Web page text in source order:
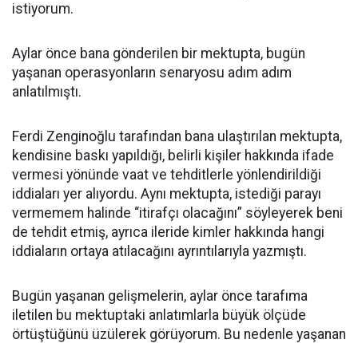
istiyorum.
Aylar önce bana gönderilen bir mektupta, bugün
yaşanan operasyonların senaryosu adım adım
anlatılmıştı.
Ferdi Zenginoğlu tarafından bana ulaştırılan mektupta,
kendisine baskı yapıldığı, belirli kişiler hakkında ifade
vermesi yönünde vaat ve tehditlerle yönlendirildiği
iddiaları yer alıyordu. Aynı mektupta, istediği parayı
vermemem halinde “itirafçı olacağını” söyleyerek beni
de tehdit etmiş, ayrıca ileride kimler hakkında hangi
iddiaların ortaya atılacağını ayrıntılarıyla yazmıştı.
Bugün yaşanan gelişmelerin, aylar önce tarafıma
iletilen bu mektuptaki anlatımlarla büyük ölçüde
örtüştüğünü üzülerek görüyorum. Bu nedenle yaşanan